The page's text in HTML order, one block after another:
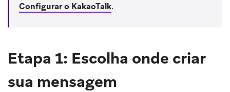
Configurar o KakaoTalk.
Etapa 1: Escolha onde criar
sua mensagem